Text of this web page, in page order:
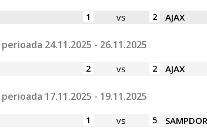
1 vs 2 AJAX
perioada 24.11.2025 - 26.11.2025
2 vs 2 AJAX
perioada 17.11.2025 - 19.11.2025
1 vs 5